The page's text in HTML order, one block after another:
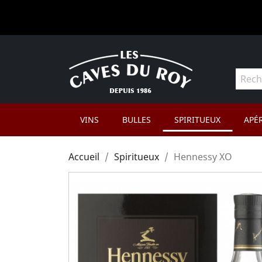
VINS BULLES SPIRITUEUX
Accueil Spiritueux Hennessy XO